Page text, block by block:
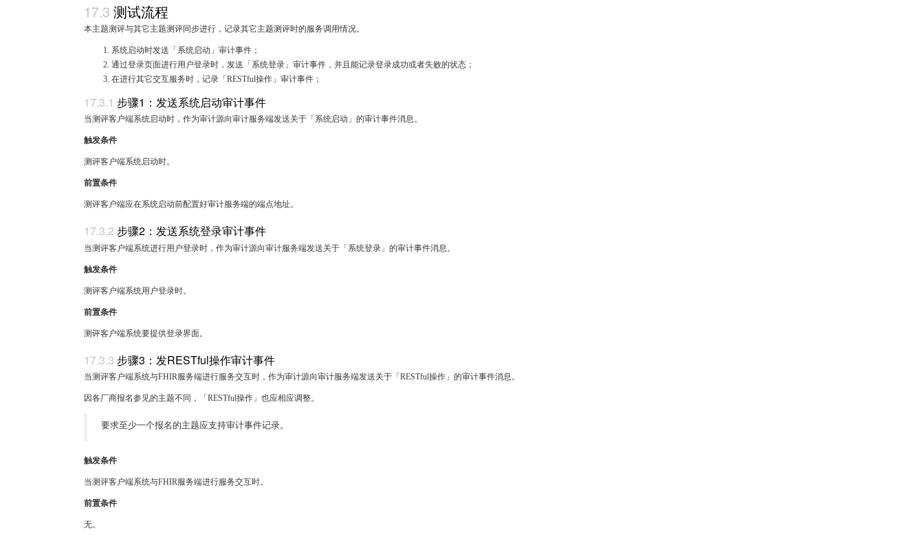
测试流程
本主题测评与其它主题测评同步进行，记录其它主题测评时的服务调用情况。
系统启动时发送「系统启动」审计事件；
通过登录页面进行用户登录时，发送「系统登录」审计事件，并且能记录登录成功或者失败的状态；
在进行其它交互服务时，记录「RESTful操作」审计事件；
步骤1：发送系统启动审计事件
当测评客户端系统启动时，作为审计源向审计服务端发送关于「系统启动」的审计事件消息。
触发条件
测评客户端系统启动时。
前置条件
测评客户端应在系统启动前配置好审计服务端的端点地址。
步骤2：发送系统登录审计事件
当测评客户端系统进行用户登录时，作为审计源向审计服务端发送关于「系统登录」的审计事件消息。
触发条件
测评客户端系统用户登录时。
前置条件
测评客户端系统要提供登录界面。
步骤3：发RESTful操作审计事件
当测评客户端系统与FHIR服务端进行服务交互时，作为审计源向审计服务端发送关于「RESTful操作」的审计事件消息。
因各厂商报名参见的主题不同，「RESTful操作」也应相应调整。
要求至少一个报名的主题应支持审计事件记录。
触发条件
当测评客户端系统与FHIR服务端进行服务交互时。
前置条件
无。